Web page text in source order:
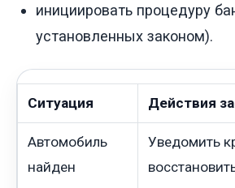
инициировать процедуру
установленных законом).
Ситуация Действия
Автомобиль
найден
Уведомить